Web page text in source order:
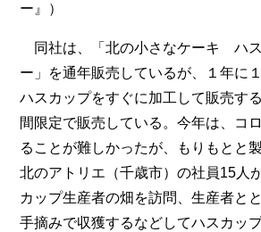
ー』）
同社は、「北の小さなケーキ ハス
ー」を通年販売しているが、１年に
ハスカップをすぐに加工して販売す
間限定で販売している。今年は、コ
ることが難しかったが、もりもとと
北のアトリエ（千歳市）の社員15人
カップ生産者の畑を訪問、生産者と
手摘みで収獲するなどしてハスカッ